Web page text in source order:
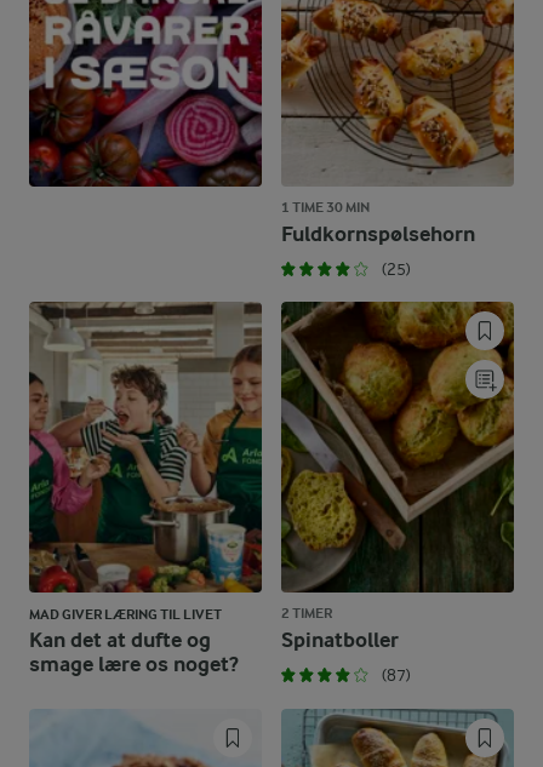
1 TIME 30 MIN
Fuldkornspølsehorn
(25)
MAD GIVER LÆRING TIL LIVET
Kan det at dufte og
smage lære os noget?
2 TIMER
Spinatboller
(87)